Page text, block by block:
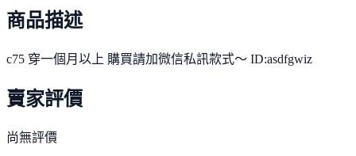
商品描述
c75 穿一個月以上 購買請加微信私訊款式～ ID:asdfgwiz
賣家評價
尚無評價